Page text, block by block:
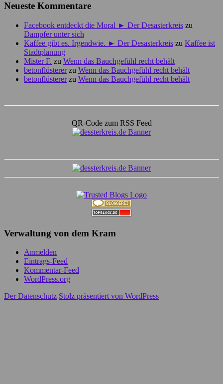
Neueste Kommentare
Facebook entdeckt die Moral ► Der Desasterkreis zu
Dampfer unter sich
Kaffee gibt es. Irgendwie. ► Der Desasterkreis zu Kaffee ist
Stadtplanung
Mister F. zu Wenn das Bauchgefühl recht behält
betonflüstererzu Wenn das Bauchgefühl recht behält
betonflüstererzu Wenn das Bauchgefühl recht behält
QR-Code zum RSS Feed
Verwaltung von dem Kram
Anmelden
Eintrags-Feed
Kommentar-Feed
WordPress.org
Der Datenschutz Stolz präsentiert von WordPress